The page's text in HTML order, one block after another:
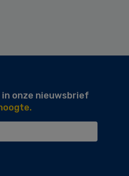
onze nieuwsbrief